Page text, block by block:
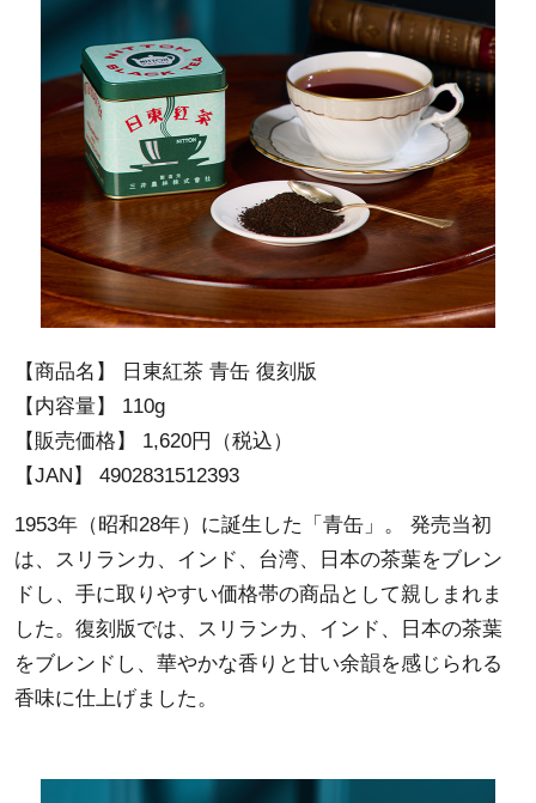
【商品名】 日東紅茶 青缶 復刻版
【内容量】 110g
【販売価格】 1,620円（税込）
【JAN】 4902831512393
1953年（昭和28年）に誕生した「青缶」。 発売当初
は、スリランカ、インド、台湾、日本の茶葉をブレン
ドし、手に取りやすい価格帯の商品として親しまれま
した。復刻版では、スリランカ、インド、日本の茶葉
をブレンドし、華やかな香りと甘い余韻を感じられる
香味に仕上げました。